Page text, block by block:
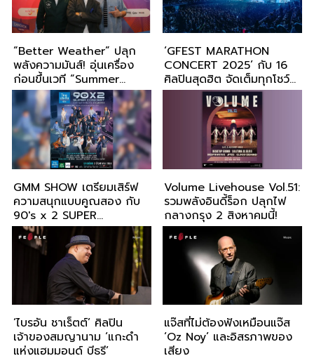
“Better Weather” ปลุก
พลังความมันส์! อุ่นเครื่อง
ก่อนขึ้นเวที “Summer
Sonic Bangkok 2025”
‘GFEST MARATHON
CONCERT 2025’ กับ 16
ศิลปินสุดฮิต จัดเต็มทุกโชว์
แบบไม่มีพัก"
GMM SHOW เตรียมเสิร์ฟ
ความสนุกแบบคูณสอง กับ
90's x 2 SUPER
CONCERT
Volume Livehouse Vol.51:
รวมพลังอินดี้ร็อก ปลุกไฟ
กลางกรุง 2 สิงหาคมนี้!
‘ไบรอัน ชาเร็ตต์’ ศิลปิน
เจ้าของสมญานาม ‘แกะดำ
แห่งแฮมมอนด์ บีธรี’
แจ๊สที่ไม่ต้องฟังเหมือนแจ๊ส
‘Oz Noy’ และอิสรภาพของ
เสียง